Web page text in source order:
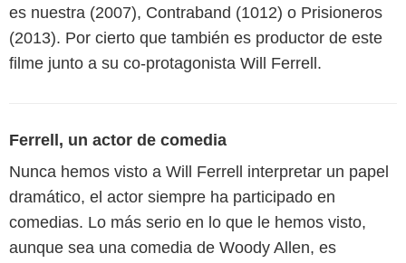
es nuestra (2007), Contraband (1012) o Prisioneros
(2013). Por cierto que también es productor de este
filme junto a su co-protagonista Will Ferrell.
Ferrell, un actor de comedia
Nunca hemos visto a Will Ferrell interpretar un papel
dramático, el actor siempre ha participado en
comedias. Lo más serio en lo que le hemos visto,
aunque sea una comedia de Woody Allen, es